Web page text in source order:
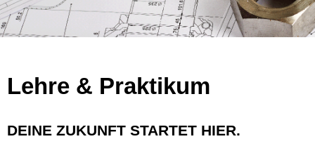
Lehre & Praktikum
DEINE ZUKUNFT STARTET HIER.